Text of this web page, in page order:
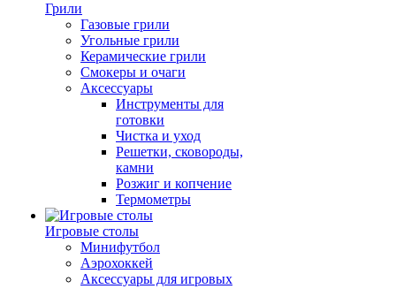
Грили
Газовые грили
Угольные грили
Керамические грили
Смокеры и очаги
Аксессуары
Инструменты для
готовки
Чистка и уход
Решетки, сковороды,
камни
Розжиг и копчение
Термометры
Игровые столы
Минифутбол
Аэрохоккей
Аксессуары для игровых